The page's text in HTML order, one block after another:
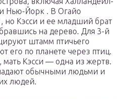
Нью-Йорк . В Огайо
но Кэсси и ее младший брат
на дерево. Для 3-й
штамм птичьего
его по планете через птиц.
Кэсси — одна из жертв.
обычными людьми и
людей.